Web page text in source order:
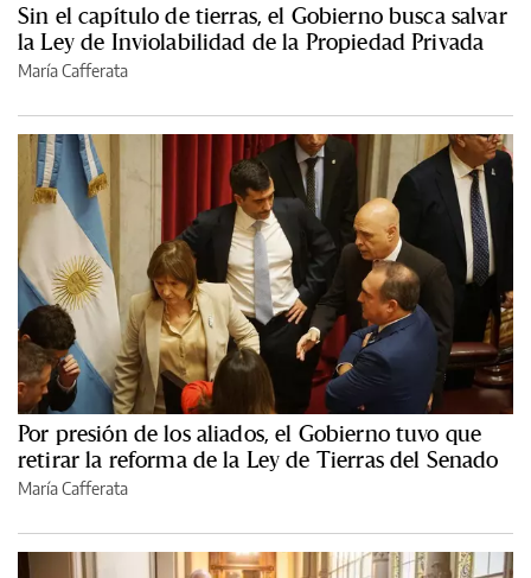
Sin el capítulo de tierras, el Gobierno busca salvar
la Ley de Inviolabilidad de la Propiedad Privada
María Cafferata
Por presión de los aliados, el Gobierno tuvo que
retirar la reforma de la Ley de Tierras del Senado
María Cafferata